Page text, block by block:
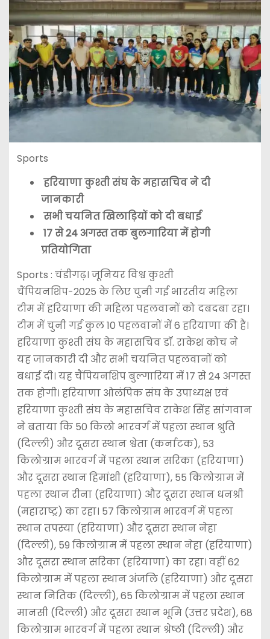
Sports
हरियाणा कुश्ती संघ के महासचिव ने दी
जानकारी
सभी चयनित खिलाड़ियों को दी बधाई
17 से 24 अगस्त तक बुलगारिया में होगी
प्रतियोगिता
Sports : चंडीगढ़। जूनियर विश्व कुश्ती
चैंपियनशिप-2025 के लिए चुनी गई भारतीय महिला
टीम में हरियाणा की महिला पहलवानों को दबदबा रहा।
टीम में चुनी गई कुल 10 पहलवानों में 6 हरियाणा की हैं।
हरियाणा कुश्ती संघ के महासचिव डॉ. राकेश कोच ने
यह जानकारी दी और सभी चयनित पहलवानों को
बधाई दी। यह चैंपियनशिप बुल्गारिया में 17 से 24 अगस्त
तक होगी। हरियाणा ओलंपिक संघ के उपाध्यक्ष एवं
हरियाणा कुश्ती संघ के महासचिव राकेश सिंह सांगवान
ने बताया कि 50 किलो भारवर्ग में पहला स्थान श्रुति
(दिल्ली) और दूसरा स्थान श्वेता (कर्नाटक), 53
किलोग्राम भारवर्ग में पहला स्थान सरिका (हरियाणा)
और दूसरा स्थान हिमांशी (हरियाणा), 55 किलोग्राम में
पहला स्थान रीना (हरियाणा) और दूसरा स्थान धनश्री
(महाराष्ट्र) का रहा। 57 किलोग्राम भारवर्ग में पहला
स्थान तपस्या (हरियाणा) और दूसरा स्थान नेहा
(दिल्ली), 59 किलोग्राम में पहला स्थान नेहा (हरियाणा)
और दूसरा स्थान सरिका (हरियाणा) का रहा। वहीं 62
किलोग्राम में पहला स्थान अंजलि (हरियाणा) और दूसरा
स्थान नितिक (दिल्ली), 65 किलोग्राम में पहला स्थान
मानसी (दिल्ली) और दूसरा स्थान भूमि (उत्तर प्रदेश), 68
किलोग्राम भारवर्ग में पहला स्थान श्रेष्ठी (दिल्ली) और